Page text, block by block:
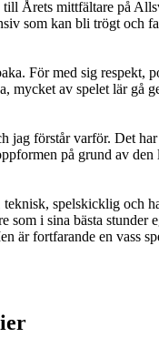
Årets mittfältare på
som kan bli trögt och
För med sig respekt,
mycket av spelet lär gå
jag förstår varför. Det
på grund av
spelskicklig och
som i sina bästa
är fortfarande en vass